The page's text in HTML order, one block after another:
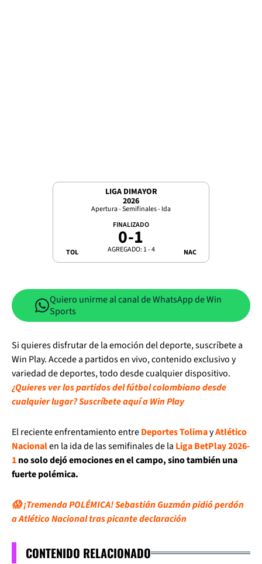
LIGA DIMAYOR
2026
Apertura - Semifinales - Ida
TOL
FINALIZADO
0-1
AGREGADO: 1 - 4 NAC
Quiero unirme al canal de WhatsApp de Win
Sports
Si quieres disfrutar de la emoción del deporte, suscríbete a
Win Play. Accede a partidos en vivo, contenido exclusivo y
variedad de deportes, todo desde cualquier dispositivo.
¿Quieres ver los partidos del fútbol colombiano desde
cualquier lugar? Suscríbete aquí a Win Play
El reciente enfrentamiento entreDeportes TolimayAtlético
Nacionalen la ida de las semifinales de la Liga BetPlay 2026-
1no solo dejó emociones en el campo, sino también una
fuerte polémica.
😱 ¡Tremenda POLÉMICA! Sebastián Guzmán pidió perdón
a Atlético Nacional tras picante declaración
CONTENIDO RELACIONADO